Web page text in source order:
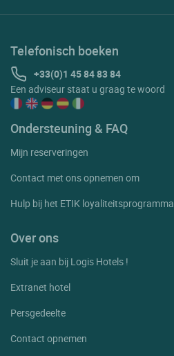
Telefonisch boeken
+33(0)1 45 84 83 84
Een adviseur staat u graag te woord
Ondersteuning & FAQ
Mijn reserveringen
Contact met ons opnemen om
Hulp bij het ETIK loyaliteitsprogramma
Over ons
Sluit je aan bij Logis Hotels !
Extranet hotel
Persgedeelte
Contact opnemen